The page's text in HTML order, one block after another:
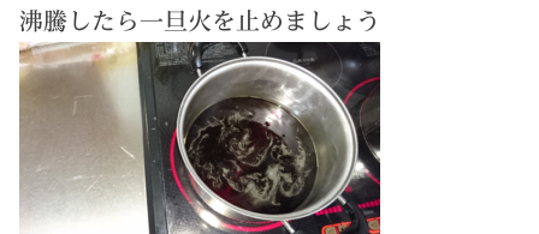
沸騰したら一旦火を止めましょう